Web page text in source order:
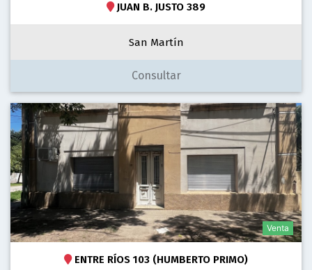
JUAN B. JUSTO 389
San Martín
Consultar
Venta
ENTRE RÍOS 103 (HUMBERTO PRIMO)